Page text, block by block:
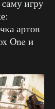
игру
артов
One и